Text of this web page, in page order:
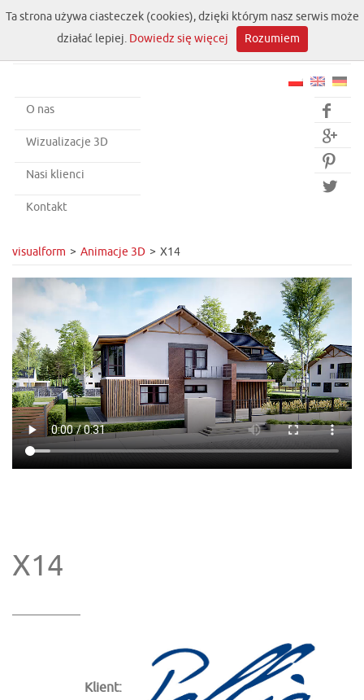




O nas
Wizualizacje 3D
Nasi klienci
Kontakt
visualform Animacje 3D X14
X14
Klient:
Ta strona używa ciasteczek (cookies), dzięki którym nasz serwis może
działać lepiej. Dowiedz się więcej Rozumiem